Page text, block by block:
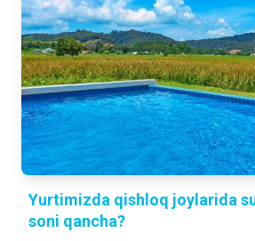
Yurtimizda qishloq joylarida
soni qancha?